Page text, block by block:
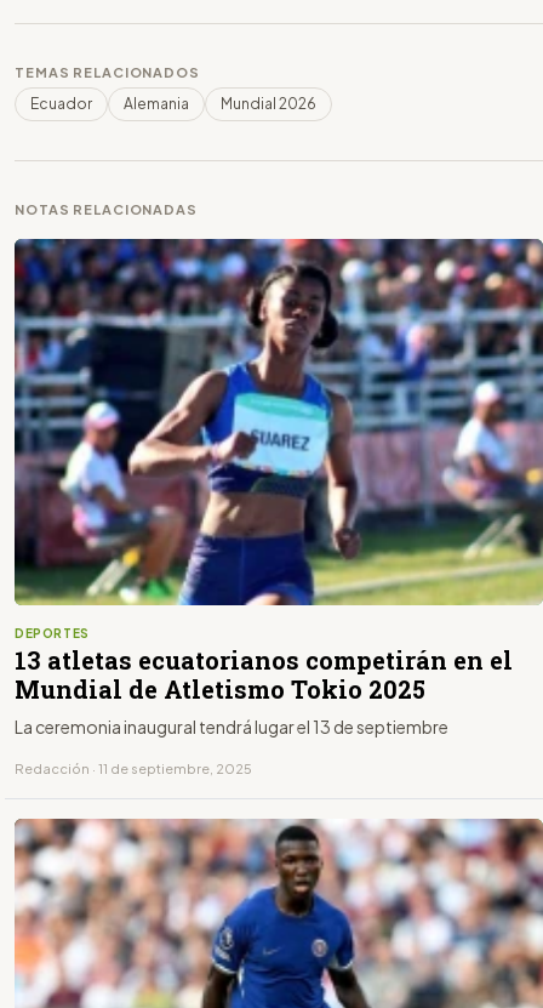
TEMAS RELACIONADOS
Ecuador Alemania Mundial 2026
NOTAS RELACIONADAS
DEPORTES
13 atletas ecuatorianos competirán en el
Mundial de Atletismo Tokio 2025
La ceremonia inaugural tendrá lugar el 13 de septiembre
Redacción · 11 de septiembre, 2025